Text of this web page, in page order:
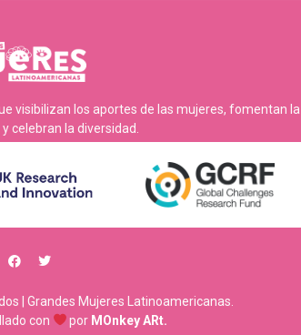
visibilizan los aportes de las mujeres, fomentan la
celebran la diversidad.
| Grandes Mujeres Latinoamericanas.
con
por MOnkey ARt.